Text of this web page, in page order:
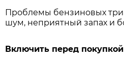
Проблемы бензиновых
шум, неприятный запах и
Включить перед покупкой